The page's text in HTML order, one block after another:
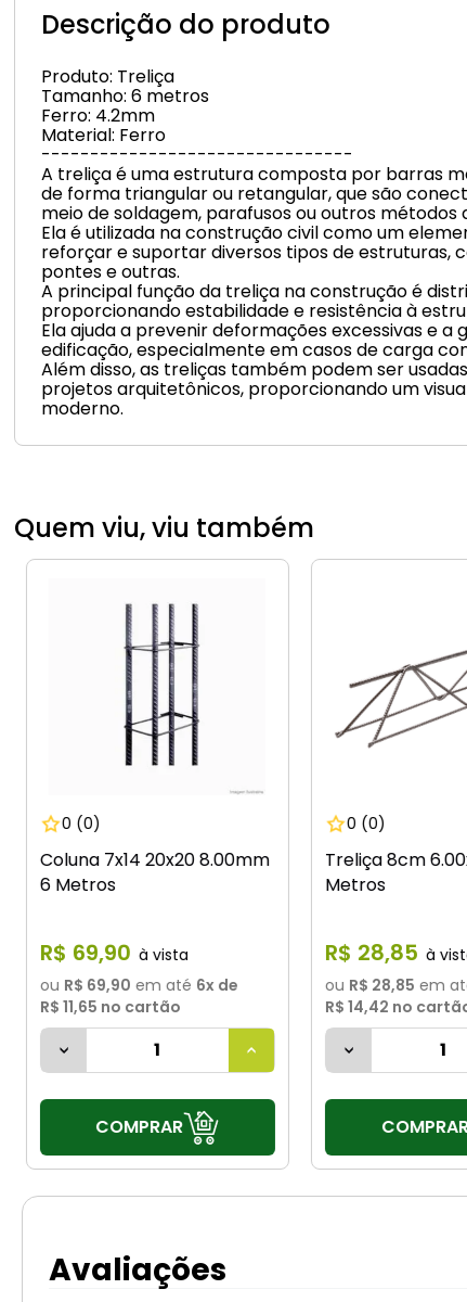
Descrição do produto
Produto: Treliça
Tamanho: 6 metros
Ferro: 4.2mm
Material: Ferro
--------------------------------
A treliça é uma estrutura composta por barras
de forma triangular ou retangular, que são
meio de soldagem, parafusos ou outros métodos
Ela é utilizada na construção civil como um
reforçar e suportar diversos tipos de estruturas,
pontes e outras.
A principal função da treliça na construção é
proporcionando estabilidade e resistência à
Ela ajuda a prevenir deformações excessivas e a
edificação, especialmente em casos de carga
Além disso, as treliças também podem ser
projetos arquitetônicos, proporcionando um
moderno.
Quem viu, viu também
0 (0)
Coluna 7x14 20x20 8.00mm
6 Metros
R$ 69,90
ou R$ 69,90 em até 6x de
R$ 11,65 no cartão
COMPRAR
0 (0)
Treliça 8cm
Metros
R$ 28,85
ou R$ 28,85 em
R$ 14,42 no
Avaliações